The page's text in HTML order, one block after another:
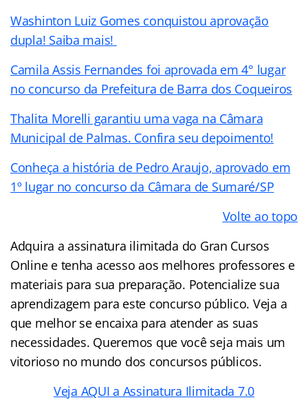
Washinton Luiz Gomes conquistou aprovação
dupla! Saiba mais!
Camila Assis Fernandes foi aprovada em 4° lugar
no concurso da Prefeitura de Barra dos Coqueiros
Thalita Morelli garantiu uma vaga na Câmara
Municipal de Palmas. Confira seu depoimento!
Conheça a história de Pedro Araujo, aprovado em
1º lugar no concurso da Câmara de Sumaré/SP
Volte ao topo
Adquira a assinatura ilimitada do Gran Cursos
Online e tenha acesso aos melhores professores e
materiais para sua preparação. Potencialize sua
aprendizagem para este concurso público. Veja a
que melhor se encaixa para atender as suas
necessidades. Queremos que você seja mais um
vitorioso no mundo dos concursos públicos.
Veja AQUI a Assinatura Ilimitada 7.0